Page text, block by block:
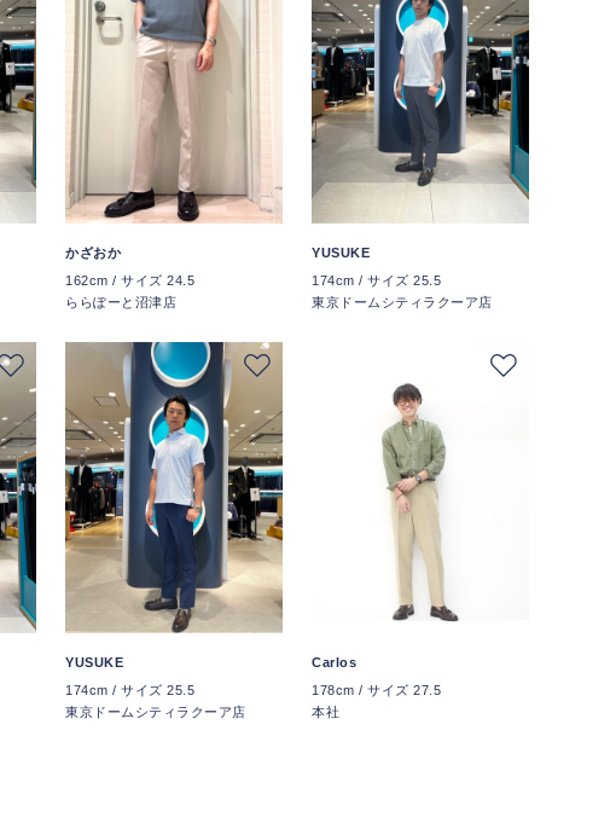
かざおか
162cm / サイズ 24.5
ららぽーと沼津店
YUSUKE
174cm / サイズ 25.5
東京ドームシティラクーア店
YUSUKE
174cm / サイズ 25.5
東京ドームシティラクーア店
Carlos
178cm / サイズ 27.5
本社